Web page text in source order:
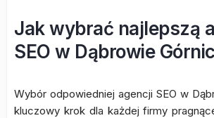
Jak wybrać najlepszą
SEO w Dąbrowie
Wybór odpowiedniej agencji SEO w
kluczowy krok dla każdej firmy